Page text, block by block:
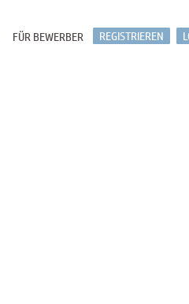
REGISTRIEREN
FÜR BEWERBER